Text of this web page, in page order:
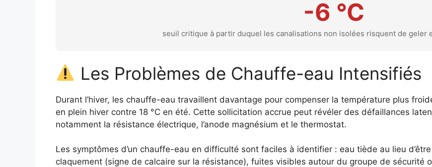
-6 °C
seuil critique à partir duquel les canalisations non isolées risquent de geler
Les Problèmes de Chauffe-eau Intensifiés
Durant l’hiver, les chauffe-eau travaillent davantage pour compenser la température plus
en plein hiver contre 18 °C en été. Cette sollicitation accrue peut révéler des défaillances
notamment la résistance électrique, l’anode magnésium et le thermostat.
Les symptômes d’un chauffe-eau en difficulté sont faciles à identifier : eau tiède au lieu
claquement (signe de calcaire sur la résistance), fuites visibles autour du groupe de sécurité